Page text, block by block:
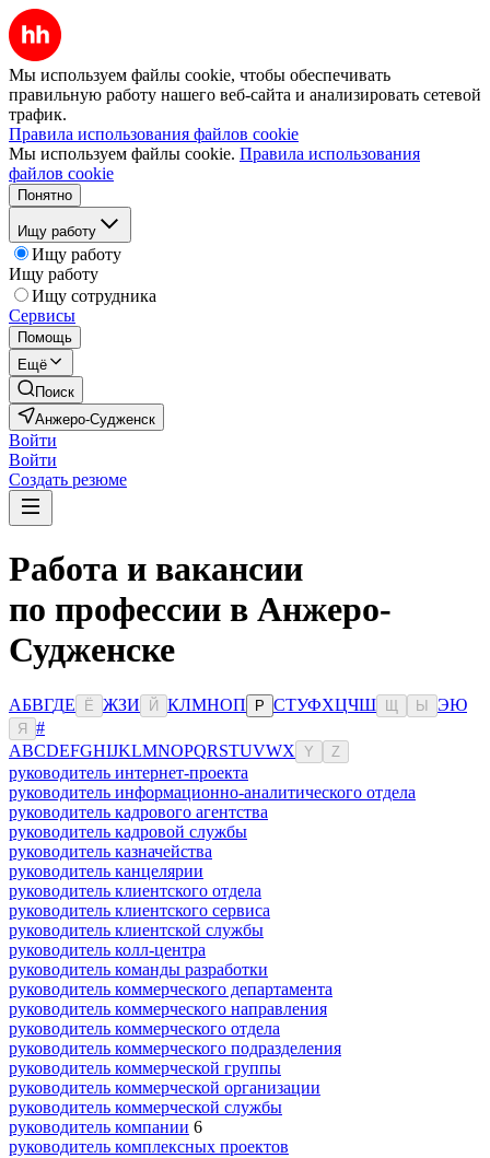
Мы используем файлы cookie, чтобы обеспечивать
правильную работу нашего веб-сайта и анализировать сетевой
трафик.
Правила использования файлов cookie
Мы используем файлы cookie. Правила использования
файлов cookie
Понятно
Ищу работу
Ищу работу
Ищу работу
Ищу сотрудника
Сервисы
Помощь
Ещё
Поиск
Анжеро-Судженск
Войти
Войти
Создать резюме
Работа и вакансии
по профессии в Анжеро-
Судженске
АБВГДЕ Ё ЖЗИ Й КЛМНОП Р СТУФХЦЧШ Ы ЭЮ
Я
#
ABCDEFGHIJKLMNOPQRSTUVWX Y Z
руководитель интернет-проекта
руководитель информационно-аналитического отдела
руководитель кадрового агентства
руководитель кадровой службы
руководитель казначейства
руководитель канцелярии
руководитель клиентского отдела
руководитель клиентского сервиса
руководитель клиентской службы
руководитель колл-центра
руководитель команды разработки
руководитель коммерческого департамента
руководитель коммерческого направления
руководитель коммерческого отдела
руководитель коммерческого подразделения
руководитель коммерческой группы
руководитель коммерческой организации
руководитель коммерческой службы
руководитель компании 6
руководитель комплексных проектов